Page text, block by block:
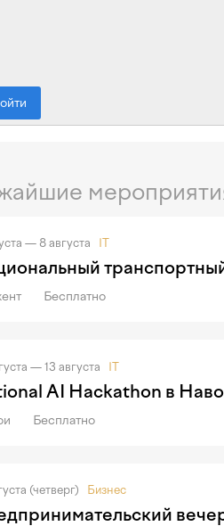
— 8 августа IT
Бесплатно
— 13 августа IT
AI Hackathon в
Бесплатно
(четверг) Бизнес